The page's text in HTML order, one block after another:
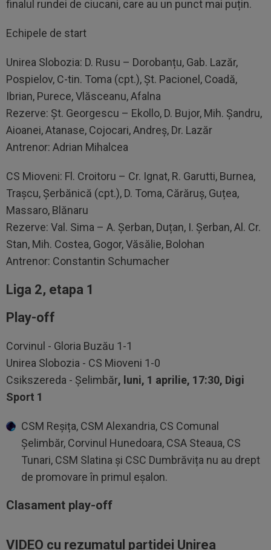
finalul rundei de ciucani, care au un punct mai puțin.
Echipele de start
Unirea Slobozia: D. Rusu – Dorobanțu, Gab. Lazăr,
Pospielov, C-tin. Toma (cpt.), Șt. Pacionel, Coadă,
Ibrian, Purece, Vlăsceanu, Afalna
Rezerve: Șt. Georgescu – Ekollo, D. Bujor, Mih. Șandru,
Aioanei, Atanase, Cojocari, Andreș, Dr. Lazăr
Antrenor: Adrian Mihalcea
CS Mioveni: Fl. Croitoru – Cr. Ignat, R. Garutti, Burnea,
Trașcu, Șerbănică (cpt.), D. Toma, Cărăruș, Guțea,
Massaro, Blănaru
Rezerve: Val. Sima – A. Șerban, Duțan, I. Șerban, Al. Cr.
Stan, Mih. Costea, Gogor, Văsălie, Bolohan
Antrenor: Constantin Schumacher
Liga 2, etapa 1
Play-off
Corvinul - Gloria Buzău 1-1
Unirea Slobozia - CS Mioveni 1-0
Csikszereda - Șelimbăr, luni, 1 aprilie, 17:30, Digi
Sport 1
CSM Reșița, CSM Alexandria, CS Comunal
Șelimbăr, Corvinul Hunedoara, CSA Steaua, CS
Tunari, CSM Slatina și CSC Dumbrăvița nu au drept
de promovare în primul eșalon.
Clasament play-off
VIDEO cu rezumatul partidei Unirea